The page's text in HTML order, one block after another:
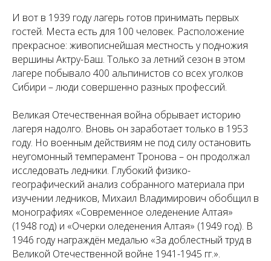
И вот в 1939 году лагерь готов принимать первых
гостей. Места есть для 100 человек. Расположение
прекрасное: живописнейшая местность у подножия
вершины Актру-Баш. Только за летний сезон в этом
лагере побывало 400 альпинистов со всех уголков
Сибири – люди совершенно разных профессий.
Великая Отечественная война обрывает историю
лагеря надолго. Вновь он заработает только в 1953
году. Но военным действиям не под силу остановить
неугомонный темперамент Тронова – он продолжал
исследовать ледники. Глубокий физико-
географический анализ собранного материала при
изучении ледников, Михаил Владимирович обобщил в
монографиях «Современное оледенение Алтая»
(1948 год) и «Очерки оледенения Алтая» (1949 год). В
1946 году награждён медалью «За доблестный труд в
Великой Отечественной войне 1941-1945 гг.».